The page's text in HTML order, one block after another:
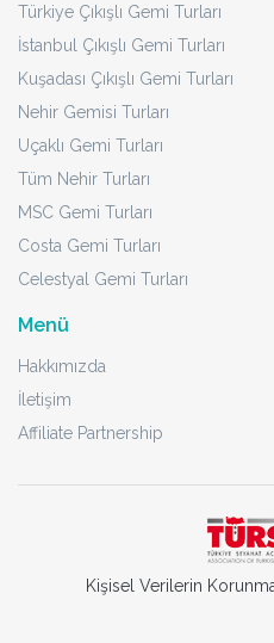
Türkiye Çıkışlı Gemi Turları
İstanbul Çıkışlı Gemi Turları
Kuşadası Çıkışlı Gemi Turları
Nehir Gemisi Turları
Uçaklı Gemi Turları
Tüm Nehir Turları
MSC Gemi Turları
Costa Gemi Turları
Celestyal Gemi Turları
Menü
Hakkımızda
İletişim
Affiliate Partnership
Kişisel Verilerin